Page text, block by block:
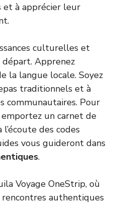
et à apprécier leur
culturelles et
Apprenez
la langue locale. Soyez
traditionnels et à
communautaires. Pour
un carnet de
des codes
vous guideront dans
.
Voyage OneStrip, où
authentiques